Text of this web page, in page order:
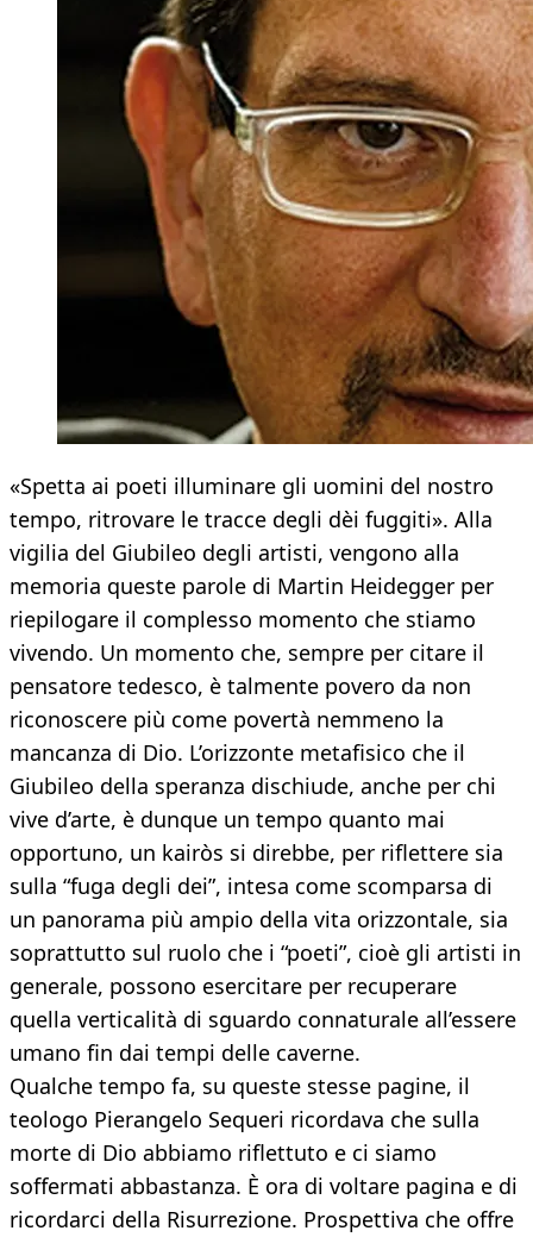
«Spetta ai poeti illuminare gli uomini del nostro
tempo, ritrovare le tracce degli dèi fuggiti». Alla
vigilia del Giubileo degli artisti, vengono alla
memoria queste parole di Martin Heidegger per
riepilogare il complesso momento che stiamo
vivendo. Un momento che, sempre per citare il
pensatore tedesco, è talmente povero da non
riconoscere più come povertà nemmeno la
mancanza di Dio. L’orizzonte metafisico che il
Giubileo della speranza dischiude, anche per chi
vive d’arte, è dunque un tempo quanto mai
opportuno, un kairòs si direbbe, per riflettere sia
sulla “fuga degli dei”, intesa come scomparsa di
un panorama più ampio della vita orizzontale, sia
soprattutto sul ruolo che i “poeti”, cioè gli artisti in
generale, possono esercitare per recuperare
quella verticalità di sguardo connaturale all’essere
umano fin dai tempi delle caverne.
Qualche tempo fa, su queste stesse pagine, il
teologo Pierangelo Sequeri ricordava che sulla
morte di Dio abbiamo riflettuto e ci siamo
soffermati abbastanza. È ora di voltare pagina e di
ricordarci della Risurrezione. Prospettiva che offre